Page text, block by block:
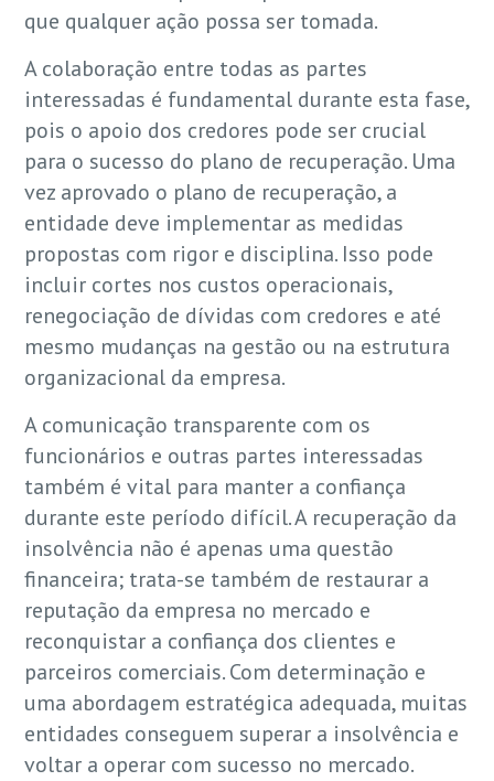
que qualquer ação possa ser tomada.
A colaboração entre todas as partes
interessadas é fundamental durante esta fase,
pois o apoio dos credores pode ser crucial
para o sucesso do plano de recuperação. Uma
vez aprovado o plano de recuperação, a
entidade deve implementar as medidas
propostas com rigor e disciplina. Isso pode
incluir cortes nos custos operacionais,
renegociação de dívidas com credores e até
mesmo mudanças na gestão ou na estrutura
organizacional da empresa.
A comunicação transparente com os
funcionários e outras partes interessadas
também é vital para manter a confiança
durante este período difícil. A recuperação da
insolvência não é apenas uma questão
financeira; trata-se também de restaurar a
reputação da empresa no mercado e
reconquistar a confiança dos clientes e
parceiros comerciais. Com determinação e
uma abordagem estratégica adequada, muitas
entidades conseguem superar a insolvência e
voltar a operar com sucesso no mercado.